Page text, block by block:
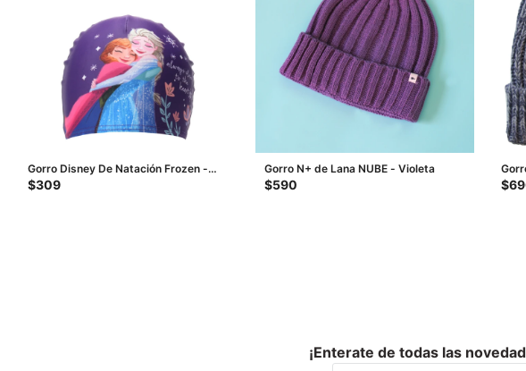
Gorro Disney De Natación Frozen -
Violeta
$309
Gorro N+ de Lana NUBE - Violeta
$590 $
¡Enterate de todas las